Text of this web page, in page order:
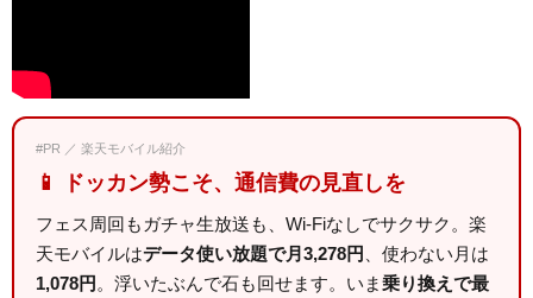
#PR ／ 楽天モバイル紹介
📱 ドッカン勢こそ、通信費の見直しを
フェス周回もガチャ生放送も、Wi-Fiなしでサクサク。楽
天モバイルはデータ使い放題で月3,278円
、使わない月は
1,078円 。浮いたぶんで石も回せます。いま乗り換えで最